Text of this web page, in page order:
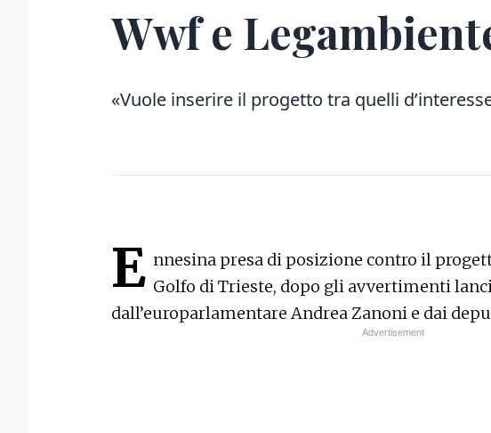
Wwf e
«Vuole inserire il progetto tra quelli
E nnesina presa di posizione contro il
Golfo di Trieste, dopo gli avvertimenti
dall’europarlamentare Andrea Zanoni e dai